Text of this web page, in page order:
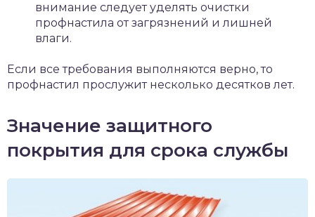
внимание следует уделять очистки
профнастила от загрязнений и лишней
влаги.
Если все требования выполняются верно, то
профнастил прослужит несколько десятков лет.
Значение защитного
покрытия для срока службы